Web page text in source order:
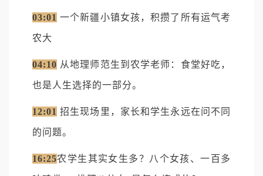
03:01 一个新疆小镇女孩，积攒了所有运气考
农大
04:10 从地理师范生到农学老师：食堂好吃，
也是人生选择的一部分。
12:01 招生现场里，家长和学生永远在问不同
的问题。
16:25农学生其实女生多？八个女孩、一百多